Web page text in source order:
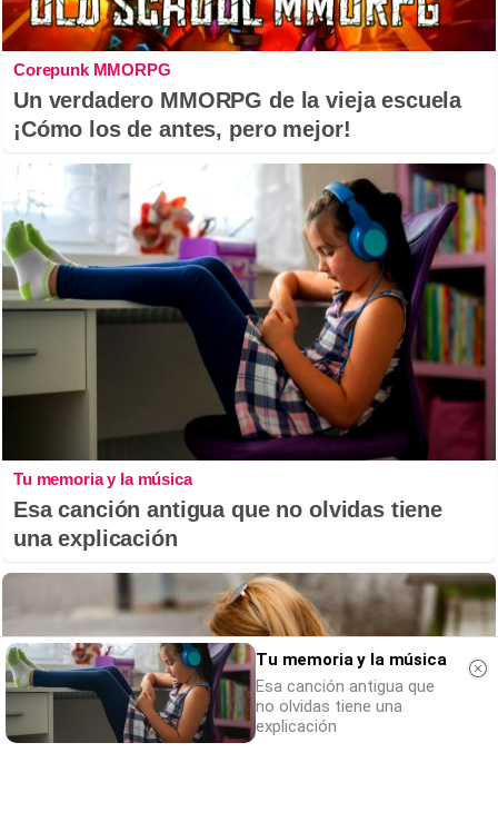
Corepunk MMORPG
Un verdadero MMORPG de la vieja escuela
¡Cómo los de antes, pero mejor!
Tu memoria y la música
Esa canción antigua que no olvidas tiene
una explicación
Tu memoria y la música
Esa canción antigua que
no olvidas tiene una
explicación